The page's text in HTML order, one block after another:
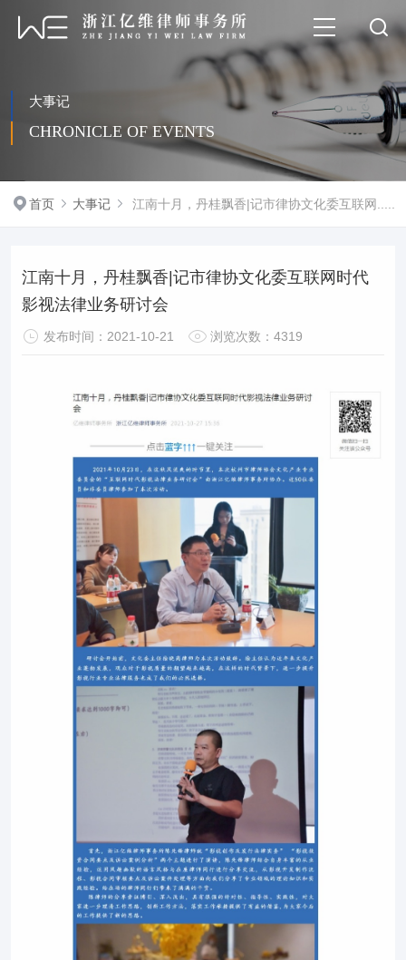
大事记
CHRONICLE OF EVENTS
首页 大事记 江南十月，丹桂飘香|记市律协文化委互联网.....
江南十月，丹桂飘香|记市律协文化委互联网时代
影视法律业务研讨会
发布时间：2021-10-21 浏览次数：4319